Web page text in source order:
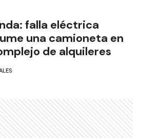
falla eléctrica
una camioneta en
de alquileres